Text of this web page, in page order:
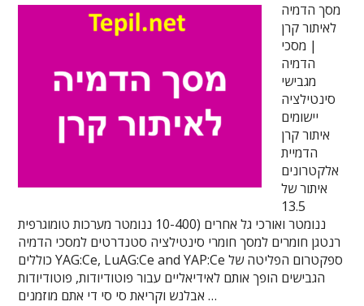
מסך הדמיה
לאיתור קרן
| מסכי
הדמיה
מגבישי
סינטילציה
יישומים
איתור קרן
הדמיית
אלקטרונים
איתור של
13.5
ננומטר ואורכי גל אחרים (10-400 ננומטר מערכות טומוגרפית
רנטגן חומרים למסך חומרי סינטילציה סטנדרטים למסכי הדמיה
כוללים YAG:Ce, LuAG:Ce and YAP:Ce ספקטרום הפליטה של
הגבישים הופך אותם לאידיאליים עבור פוטודיודות, פוטודיודות
אבלנש וקריאת סי סי די אתם מוזמנים …